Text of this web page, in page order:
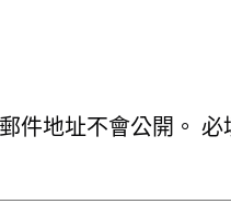
件地址不會公開。 必